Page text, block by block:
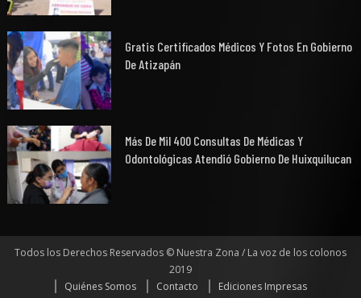
Gratis Certificados Médicos Y Fotos En Gobierno
De Atizapán
Más De Mil 400 Consultas De Médicas Y
Odontológicas Atendió Gobierno De Huixquilucan
Todos los Derechos Reservados © Nuestra Zona / La voz de los colonos
2019
Quiénes Somos
Contacto Ediciones Impresas